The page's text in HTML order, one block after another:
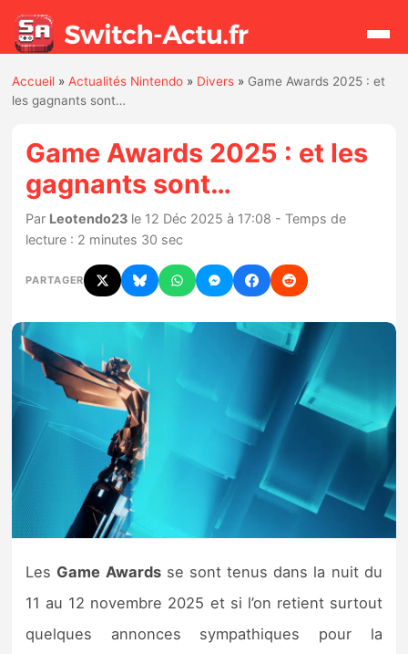
Actualités
Jeux
Hardware
Chiffres de ventes
Rumeurs
Nintendo Direct
Tests et previews
Tests de jeux
Autres tests
Accueil »Actualités Nintendo » Divers » Game Awards 2025 : et
les gagnants sont…
Game Awards 2025 : et les
gagnants sont…
Par Leotendo23 le 12 Déc 2025 à 17:08 - Temps de
lecture : 2 minutes 30 sec
PARTAGER
Les Game Awardsse sont tenus dans la nuit du
11 au 12 novembre 2025 et si l’on retient surtout
quelques annonces sympathiques pour la